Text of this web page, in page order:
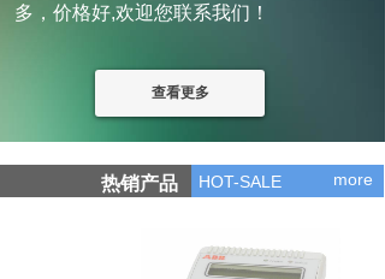
多，价格好,欢迎您联系我们！
查看更多
more
热销产品 HOT-SALE